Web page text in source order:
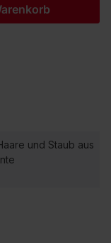
und Staub aus